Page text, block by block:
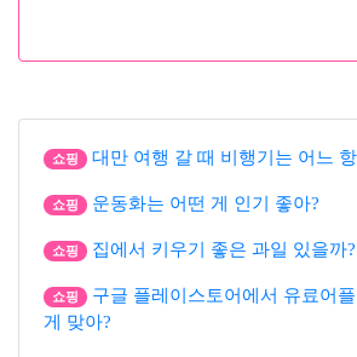
쇼핑 대만 여행 갈 때 비행기는 어느
쇼핑 운동화는 어떤 게 인기 좋아?
쇼핑 집에서 키우기 좋은 과일 있을까?
쇼핑
구글 플레이스토어에서 유료어
게 맞아?